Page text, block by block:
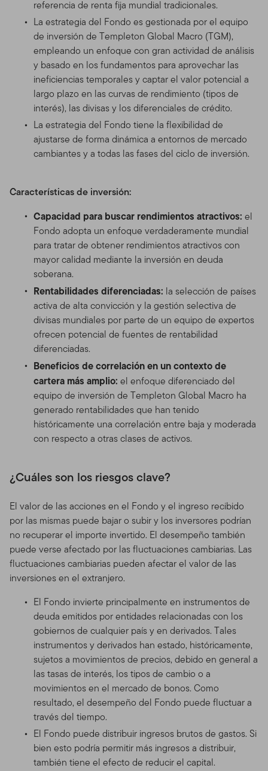
referencia de renta fija mundial tradicionales.
La estrategia del Fondo es gestionada por el equipo
de inversión de Templeton Global Macro (TGM),
empleando un enfoque con gran actividad de análisis
y basado en los fundamentos para aprovechar las
ineficiencias temporales y captar el valor potencial a
largo plazo en las curvas de rendimiento (tipos de
interés), las divisas y los diferenciales de crédito.
La estrategia del Fondo tiene la flexibilidad de
ajustarse de forma dinámica a entornos de mercado
cambiantes y a todas las fases del ciclo de inversión.
Características de inversión:
Capacidad para buscar rendimientos atractivos: el
Fondo adopta un enfoque verdaderamente mundial
para tratar de obtener rendimientos atractivos con
mayor calidad mediante la inversión en deuda
soberana.
Rentabilidades diferenciadas: la selección de países
activa de alta convicción y la gestión selectiva de
divisas mundiales por parte de un equipo de expertos
ofrecen potencial de fuentes de rentabilidad
diferenciadas.
Beneficios de correlación en un contexto de
cartera más amplio: el enfoque diferenciado del
equipo de inversión de Templeton Global Macro ha
generado rentabilidades que han tenido
históricamente una correlación entre baja y moderada
con respecto a otras clases de activos.
¿Cuáles son los riesgos clave?
El valor de las acciones en el Fondo y el ingreso recibido
por las mismas puede bajar o subir y los inversores podrían
no recuperar el importe invertido. El desempeño también
puede verse afectado por las fluctuaciones cambiarias. Las
fluctuaciones cambiarias pueden afectar el valor de las
inversiones en el extranjero.
El Fondo invierte principalmente en instrumentos de
deuda emitidos por entidades relacionadas con los
gobiernos de cualquier país y en derivados. Tales
instrumentos y derivados han estado, históricamente,
sujetos a movimientos de precios, debido en general a
las tasas de interés, los tipos de cambio o a
movimientos en el mercado de bonos. Como
resultado, el desempeño del Fondo puede fluctuar a
través del tiempo.
El Fondo puede distribuir ingresos brutos de gastos. Si
bien esto podría permitir más ingresos a distribuir,
también tiene el efecto de reducir el capital.